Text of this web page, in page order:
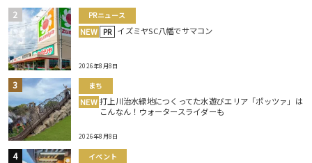
PRニュース
NEW PR イズミヤSC八幡でサマコン
2026年8月8日
まち
NEW 打上川治水緑地につくってた水遊びエリア「ポッツァ」は
こんなん！ウォータースライダーも
2026年8月8日
イベント